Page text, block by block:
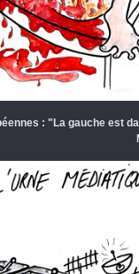
: "La gauche est